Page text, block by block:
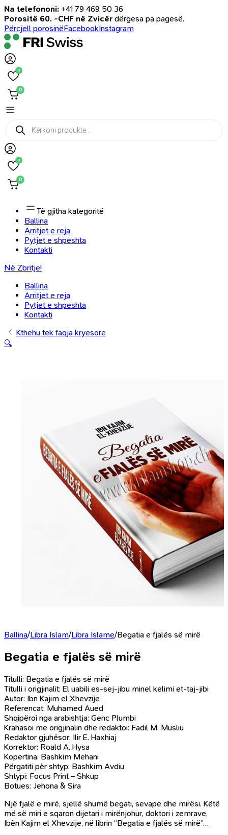
Na telefononi: +41 79 469 50 36
Porositë 60. -CHF në Zvicër dërgesa pa pagesë.
Përcjell porosinëFacebookInstagram
0
0
Products
search
0
0
Të gjitha kategoritë
Ballina
Arritjet e reja
Pytjet e shpeshta
Kontakti
Në Zbritje!
Ballina
Arritjet e reja
Pytjet e shpeshta
Kontakti
Kthehu tek faqja kryesore
🔍
Ballina/Libra Islam/Libra Islame/Begatia e fjalës së mirë
Begatia e fjalës së mirë
Titulli: Begatia e fjalës së mirë
Titulli i origjinalit: El uabili es-sej-jibu minel kelimi et-taj-jibi
Autor: Ibn Kajim el Xhevzije
Referencat: Muhamed Aued
Shqipëroi nga arabishtja: Genc Plumbi
Krahasoi me origjinalin dhe redaktoi: Fadil M. Musliu
Redaktor gjuhësor: Ilir E. Haxhiaj
Korrektor: Roald A. Hysa
Kopertina: Bashkim Mehani
Përgatiti për shtyp: Bashkim Avdiu
Shtypi: Focus Print – Shkup
Botues: Jehona & Sira
Një fjalë e mirë, sjellë shumë begati, sevape dhe mirësi. Këtë
më së miri e sqaron dijetari i mirënjohur, doktori i zemrave,
Ibën Kajim el Xhevzije, në librin “Begatia e fjalës së mirë”…